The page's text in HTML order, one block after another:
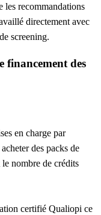
les recommandations
directement avec
screening.
financement des
en charge par
des packs de
nombre de crédits
certifié Qualiopi ce